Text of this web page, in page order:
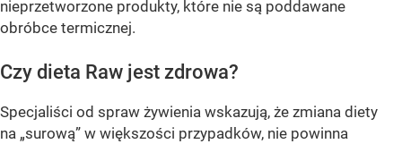
nieprzetworzone produkty, które nie są poddawane
obróbce termicznej.
Czy dieta Raw jest zdrowa?
Specjaliści od spraw żywienia wskazują, że zmiana diety
na „surową” w większości przypadków, nie powinna